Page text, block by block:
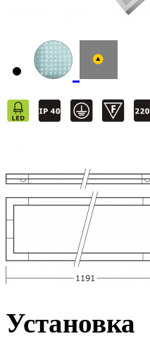
Установка